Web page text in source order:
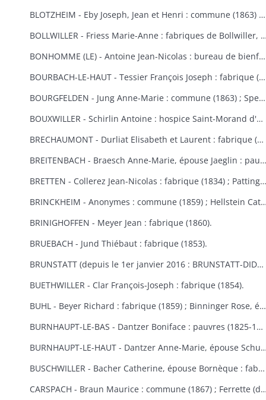
BLOTZHEIM - Eby Joseph, Jean et Henri : commune (1863) ; Hertzog Jean Antoine : bureau de bienfaisance (1851) ; Moser Ursule : fabrique (1851) ; Rein Madeleine et Rein ?, épouse Berra : bureau de bienfaisance (1862-1867) ; Schermesser Guillaume : pauvres (1853) ; Thannberger Jean : commune (1861) ; Verger (de) Jean-Baptiste et de Noël Annette, épouse de Verger : pauvres (1853).
BOLLWILLER - Friess Marie-Anne : fabriques de Bollwiller, de Feldkirch et de Soultzmatt (1864).
BONHOMME (LE) - Antoine Jean-Nicolas : bureau de bienfaisance (1862-1865) ; Cowreau Jean-Baptiste : fabrique (1846-1857) ; Herque Marie, épouse Jeanclaude : commune (1855) ; Humbert Jean-Baptiste : fabrique (1859) ; Simon Jean-Baptiste (1846) ; Vautrinot Marie-Marguerite, épouse Sitte : pauvres (1853).
BOURBACH-LE-HAUT - Tessier François Joseph : fabrique (1853).
BOURGFELDEN - Jung Anne-Marie : commune (1863) ; Spenlihauer Christophe : commune (1869).
BOUXWILLER - Schirlin Antoine : hospice Saint-Morand d'Altkirch (1867) ; Stehlin François Joseph : fabriques de Bouxwiller et de Raedersdorf (1854).
BRECHAUMONT - Durliat Elisabeth et Laurent : fabrique (1851-1856) ; Gerber Catherine : fabrique (1860).
BREITENBACH - Braesch Anne-Marie, épouse Jaeglin : pauvres (1856) ; Wodey Martin : commune (1869).
BRETTEN - Collerez Jean-Nicolas : fabrique (1834) ; Pattingre : fabrique et pauvres (1828) ; Suisse Rémy : fabrique (1848).
BRINCKHEIM - Anonymes : commune (1859) ; Hellstein Catherine, épouse Spery, Spery Joseph : fabrique (1823) ; Stoecklin Joseph : fabrique (1828) ; Wespisser Bernard, Baumann Marie-Anne : fabrique (1820-1847).
BRINIGHOFFEN - Meyer Jean : fabrique (1860).
BRUEBACH - Jund Thiébaut : fabrique (1853).
BRUNSTATT (depuis le 1er janvier 2016 : BRUNSTATT-DIDENHEIM) - Moesch François Antoine : fabrique (1818) ; Schultz Antoine : fabrique (1856) ; Voegtlin Georges : fabrique (1862).
BUETHWILLER - Clar François-Joseph : fabrique (1854).
BUHL - Beyer Richard : fabrique (1859) ; Binninger Rose, épouse Jenny : fabrique (1823) ; Cladell Reine, Hoeblen Catherine, Keck Bernard, Marbach Joseph : fabrique (1850) ; Gilg Madeleine, épouse Beck : fabrique (1829) ; Gutschenreiter Dominique : fabrique (1853) ; Hiltenbrand Dominique : fabrique (1852) ; Kungler Dominique : fabrique (1851) ; Macbacher Joseph, Neyer Dominique, Niess Jean, Tenzinger Madeleine : fabrique (1850) ; Zeny Jean : fabrique (1848).
BURNHAUPT-LE-BAS - Dantzer Boniface : pauvres (1825-1830) ; Dantzer François Joseph : fabrique (1834).
BURNHAUPT-LE-HAUT - Dantzer Anne-Marie, épouse Schuler : fabrique (1825) ; Hirth Georges : fabrique (1853) ; Kroener Thiébaut, Schwebelin Elisabeth : fabrique (1841) ; Mackerer Louis : fabrique (1846) ; Schwebelen Catherine : pauvres (1870).
BUSCHWILLER - Bacher Catherine, épouse Bornèque : fabrique (1867-1869) ; Woog Nathan : communauté israélite (1869).
CARSPACH - Braun Maurice : commune (1867) ; Ferrette (de) Jean-Baptiste : pauvres (1832).